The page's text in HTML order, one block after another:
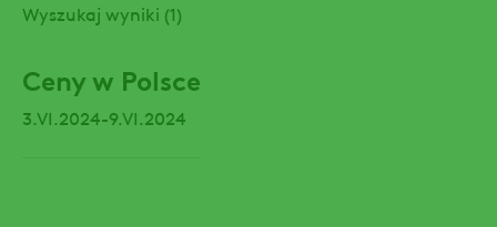
Wyszukaj wyniki (1)
Ceny w Polsce
3.VI.2024-9.VI.2024